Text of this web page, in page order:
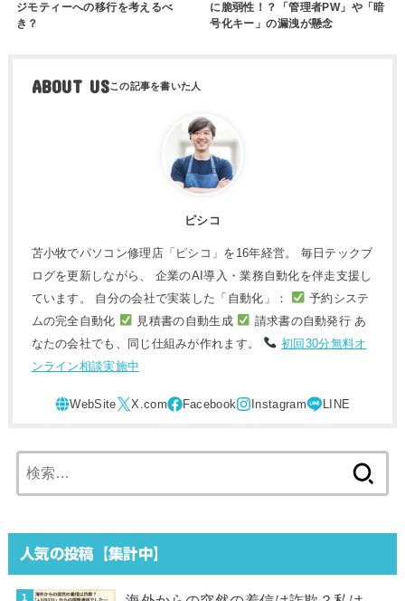
ジモティーへの移行を考えるべ
き？
に脆弱性！？「管理者PW」や「暗
号化キー」の漏洩が懸念
ABOUT US
ピシコ
苫小牧でパソコン修理店「ピシコ」を16年経営。 毎日テックブ
ログを更新しながら、 企業のAI導入・業務自動化を伴走支援し
ています。 自分の会社で実装した「自動化」：
予約システ
ムの完全自動化
見積書の自動生成
請求書の自動発行 あ
なたの会社でも、同じ仕組みが作れます。
初回30分無料オ
ンライン相談実施中
索:
人気の投稿【集計中】